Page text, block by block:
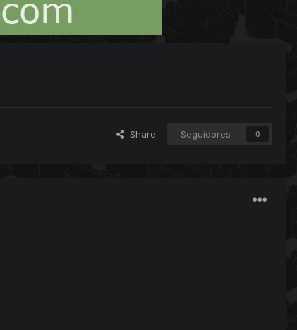
Share Seguidores 0